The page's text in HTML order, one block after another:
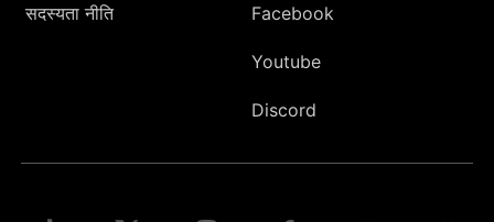
सदस्यता नीति Facebook
Youtube
Discord